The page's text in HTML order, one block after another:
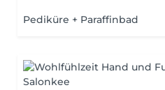
Pediküre + Paraffinbad